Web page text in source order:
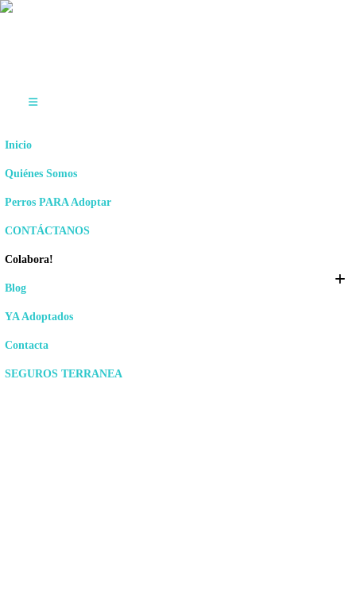
Inicio
Quiénes Somos
Perros PARA Adoptar
CONTÁCTANOS
Colabora!
Blog
YA Adoptados
Contacta
SEGUROS TERRANEA